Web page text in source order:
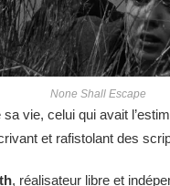
None Shall Escape
vie, celui qui avait
et rafistolant des
, réalisateur libre et